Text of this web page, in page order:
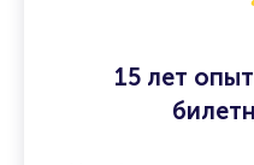
15 лет